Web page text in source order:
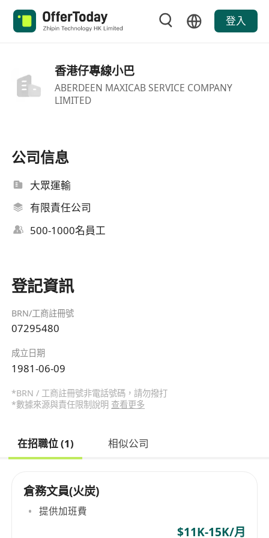
登入
香港仔專線小巴
ABERDEEN MAXICAB SERVICE COMPANY
LIMITED
公司信息
大眾運輸
有限責任公司
500-1000名員工
登記資訊
BRN/工商註冊號
07295480
成立日期
1981-06-09
*BRN / 工商註冊號非電話號碼，請勿撥打
*數據來源與責任限制說明 查看更多
在招職位 (1) 相似公司
倉務文員(火炭)
提供加班費
$11K-15K/月